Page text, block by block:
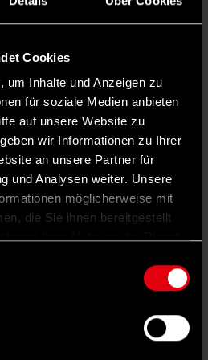
Cookies
um Inhalte und Anzeigen zu
für soziale Medien anbieten
auf unsere Website zu
wir Informationen zu Ihrer
an unsere Partner für
und Analysen weiter. Unsere
möglicherweise mit
die Sie ihnen bereitgestellt
vom 5. März
dem Reichstag an und
Rede von Otto
mit.
er steckbrieflich
zwei Wochen nach
Eine
politischen Beteiligung
von neun Jahren,
Heuberg, Oberer